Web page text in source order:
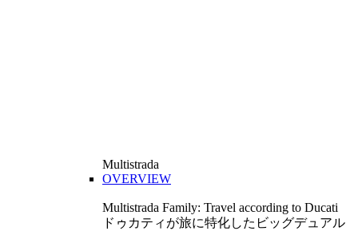
Multistrada
OVERVIEW
Multistrada Family: Travel according to Ducati
ドゥカティが旅に特化したビッグデュアル